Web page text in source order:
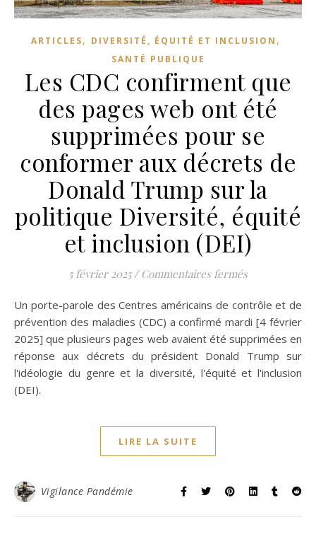
ARTICLES, DIVERSITÉ, ÉQUITÉ ET INCLUSION ,
SANTÉ PUBLIQUE
Les CDC confirment que
des pages web ont été
supprimées pour se
conformer aux décrets de
Donald Trump sur la
politique Diversité, équité
et inclusion (DEI)
5 février 2025 / Commentaires ferméssur Les CDC
Un porte-parole des Centres américains de contrôle et de
prévention des maladies (CDC) a confirmé mardi [4 février
2025] que plusieurs pages web avaient été supprimées en
réponse aux décrets du président Donald Trump sur
l'idéologie du genre et la diversité, l'équité et l'inclusion
(DEI).
LIRE LA SUITE
Vigilance Pandémie